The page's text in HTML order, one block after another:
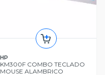
HP
KM300F COMBO TECLADO
MOUSE ALAMBRICO